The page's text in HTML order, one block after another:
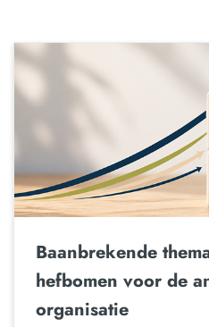
Baanbrekende
hefbomen voor de
organisatie